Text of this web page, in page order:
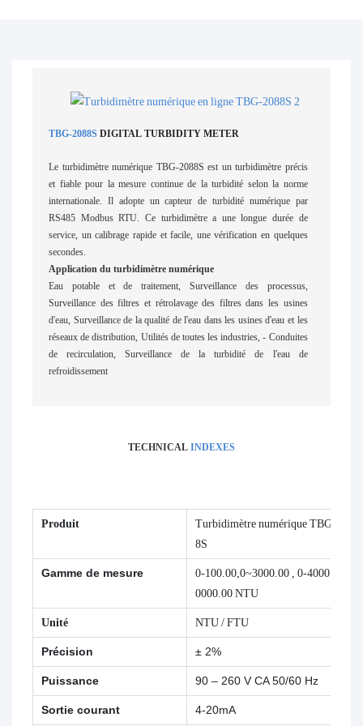
TBG-2088SDIGITAL TURBIDITY METER
Le turbidimètre numérique TBG-2088S est un turbidimètre précis
et fiable pour la mesure continue de la turbidité selon la norme
internationale. Il adopte un capteur de turbidité numérique par
RS485 Modbus RTU. Ce turbidimètre a une longue durée de
service, un calibrage rapide et facile, une vérification en quelques
secondes.
Application du turbidimètre numérique
Eau potable et de traitement, Surveillance des processus,
Surveillance des filtres et rétrolavage des filtres dans les usines
d'eau, Surveillance de la qualité de l'eau dans les usines d'eau et les
réseaux de distribution, Utilités de toutes les industries, - Conduites
de recirculation, Surveillance de la turbidité de l'eau de
refroidissement
TECHNICAL INDEXES
Produit
Turbidimètre numérique TBG-208
8S
Gamme de mesure
0-100.00,0~3000.00 , 0-4000.00,1
0000.00 NTU
Unité NTU / FTU
Précision ± 2%
Puissance 90 – 260 V CA 50/60 Hz
Sortie courant 4-20mA